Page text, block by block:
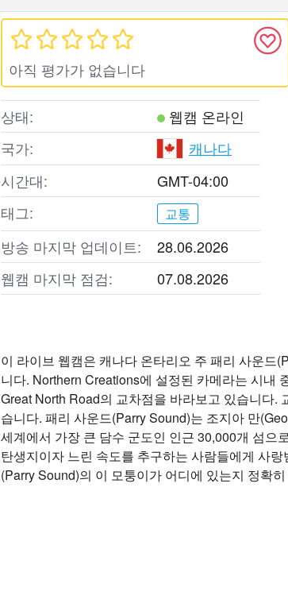
아직 평가가 없습니다
상태:
웹캠 온라인
국가:
캐나다
시간대:
GMT-04:00
태그:
교통
방송 마지막 업데이트:
28.06.2026
웹캠 마지막 점검:
07.08.2026
이 라이브 웹캠은 캐나다 온타리오 주 패리 사운드
니다. Northern Creations에 설정된 카메라는 시내
Great North Road의 교차점을 바라보고 있습니다.
습니다. 패리 사운드(Parry Sound)는 조지아 만
세계에서 가장 큰 담수 군도인 인근 30,000개 섬으
탄생지이자 느린 속도를 추구하는 사람들에게 사
(Parry Sound)의 이 모퉁이가 어디에 있는지 정확